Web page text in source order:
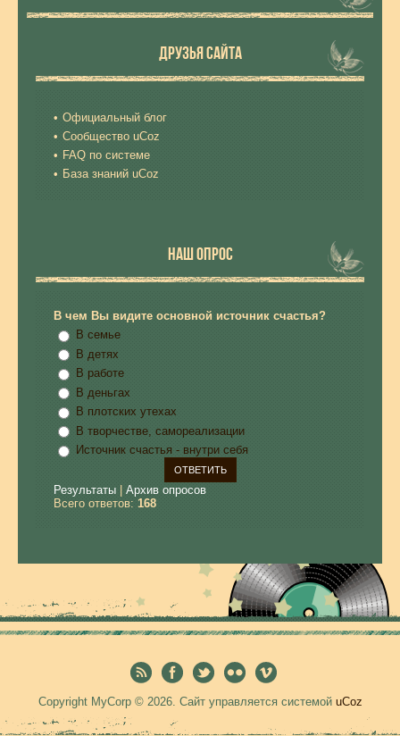
ДРУЗЬЯ САЙТА
Официальный блог
Сообщество uCoz
FAQ по системе
База знаний uCoz
НАШ ОПРОС
В чем Вы видите основной источник счастья?
В семье
В детях
В работе
В деньгах
В плотских утехах
В творчестве, самореализации
Источник счастья - внутри себя
Результаты
Архив опросов
Всего ответов: 168
Copyright MyCorp © 2026. Сайт управляется системой uCoz